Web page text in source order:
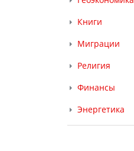
Книги
Миграции
Религия
Финансы
Энергетика